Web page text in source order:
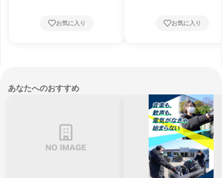
お気に入り
賀県、京都府、大阪府、兵庫県、奈良
歌山県、鳥取県、島根県、岡山県、広
お気に入り
あなたへのおすすめ